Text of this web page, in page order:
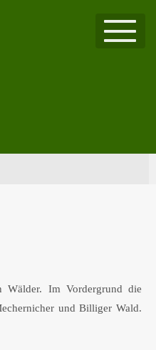
Wälder. Im Vordergrund die
und Billiger Wald.